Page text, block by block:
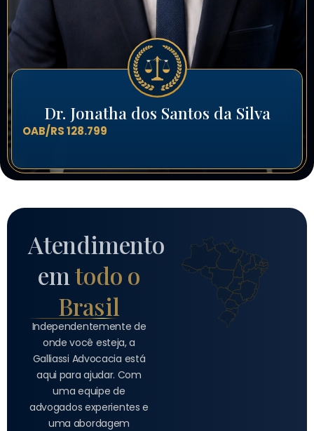
Dr. Jonatha dos Santos da Silva
OAB/RS 128.799
Atendimento
emtodo o
Brasil
Independentemente de
onde você esteja, a
Galliassi Advocacia está
aqui para ajudar. Com
uma equipe de
advogados experientes e
uma abordagem